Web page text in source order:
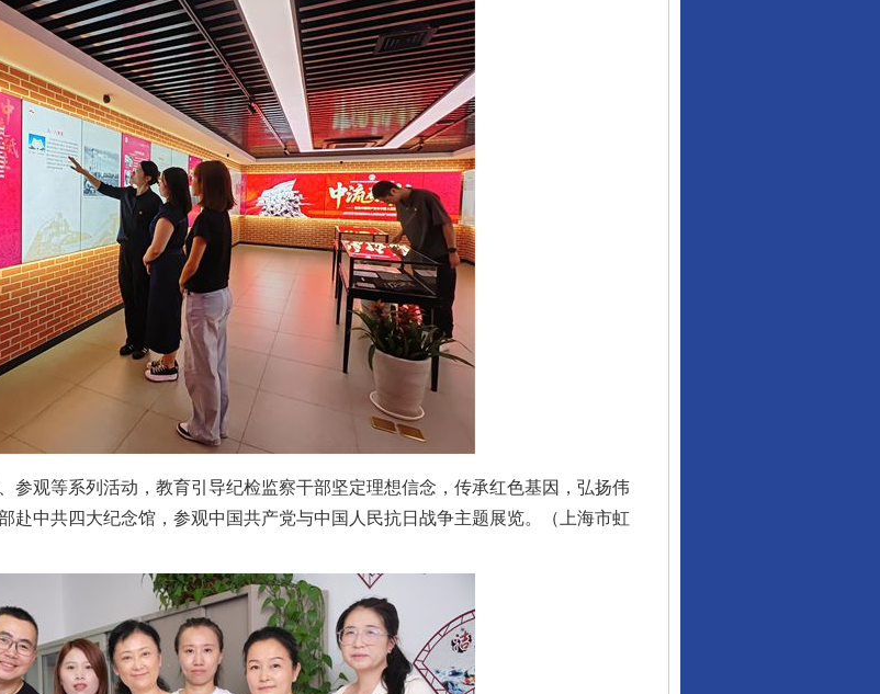
观等系列活动，教育引导纪检监察干部坚定理想信念，传承红色基因，弘扬伟
赴中共四大纪念馆，参观中国共产党与中国人民抗日战争主题展览。（上海市虹